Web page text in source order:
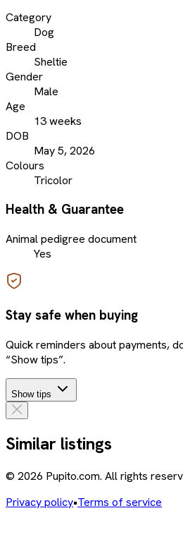
Category
Dog
Breed
Sheltie
Gender
Male
Age
13 weeks
DOB
May 5, 2026
Colours
Tricolor
Health & Guarantee
Animal pedigree document
Yes
Stay safe when buying
Quick reminders about payments,
“Show tips”.
Show tips
Similar listings
© 2026 Pupito.com. All rights
Privacy policy•Terms of service